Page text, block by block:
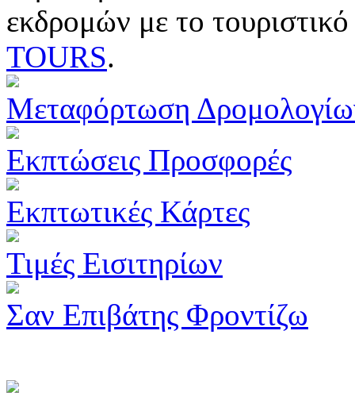
εκδρομών με το
TOURS.
Μεταφόρτωση
Εκπτώσεις Προσφορές
Εκπτωτικές Κάρτες
Τιμές Εισιτηρίων
Σαν Επιβάτης Φροντίζω